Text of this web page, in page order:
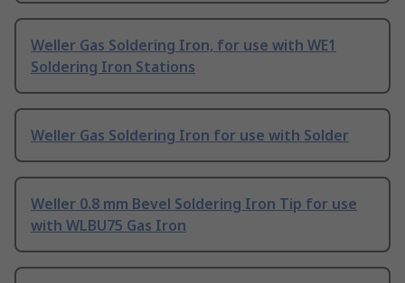
Weller Gas Soldering Iron, for use with WE1
Soldering Iron Stations
Weller Gas Soldering Iron for use with Solder
Weller 0.8 mm Bevel Soldering Iron Tip for use
with WLBU75 Gas Iron